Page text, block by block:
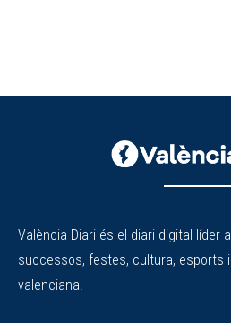
València Diari és el diari digital líder
successos, festes, cultura, esports
valenciana.